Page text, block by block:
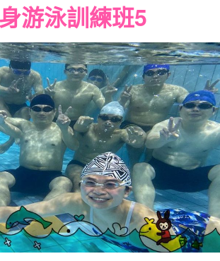
游泳訓練班5